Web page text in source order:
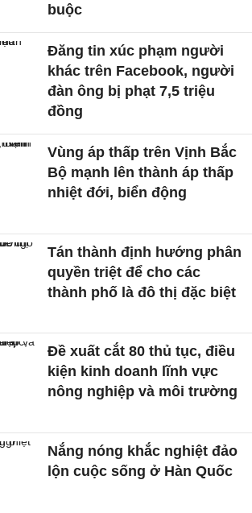
buộc
Đăng tin xúc phạm người
khác trên Facebook, người
đàn ông bị phạt 7,5 triệu
đồng
Vùng áp thấp trên Vịnh Bắc
Bộ mạnh lên thành áp thấp
nhiệt đới, biển động
Tán thành định hướng phân
quyền triệt để cho các
thành phố là đô thị đặc biệt
Đề xuất cắt 80 thủ tục, điều
kiện kinh doanh lĩnh vực
nông nghiệp và môi trường
Nắng nóng khắc nghiệt đảo
lộn cuộc sống ở Hàn Quốc